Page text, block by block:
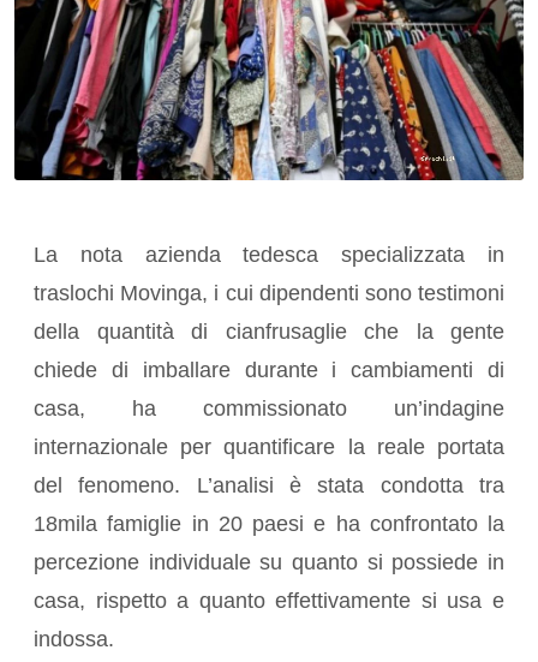
La nota azienda tedesca specializzata in
traslochi Movinga, i cui dipendenti sono testimoni
della quantità di cianfrusaglie che la gente
chiede di imballare durante i cambiamenti di
casa, ha commissionato un’indagine
internazionale per quantificare la reale portata
del fenomeno. L’analisi è stata condotta tra
18mila famiglie in 20 paesi e ha confrontato la
percezione individuale su quanto si possiede in
casa, rispetto a quanto effettivamente si usa e
indossa.